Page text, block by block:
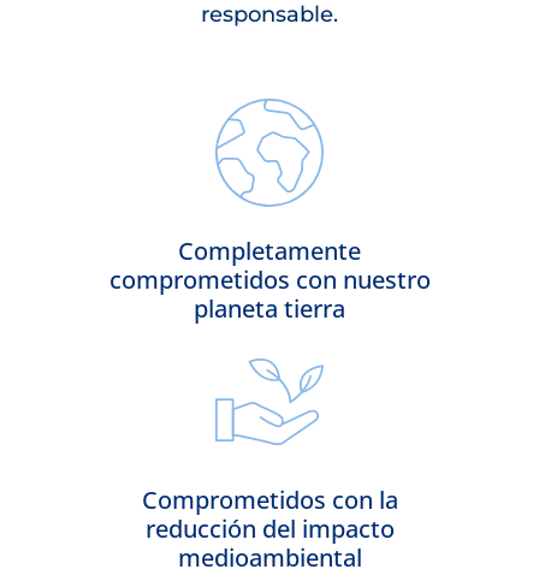
responsable.
Completamente
comprometidos con nuestro
planeta tierra
Comprometidos con la
reducción del impacto
medioambiental